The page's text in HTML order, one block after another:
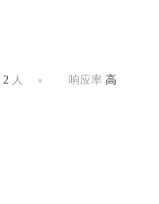
2 人 响应率高